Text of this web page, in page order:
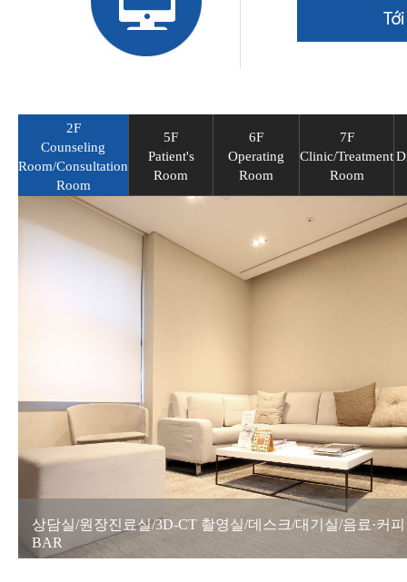
2F
Counseling
Room/Consultation
Room
5F
Patient's
Room
6F
Operating
Room
7F
Clinic/Treatment
Room
스크/대기실/음료·커피
상담실/원